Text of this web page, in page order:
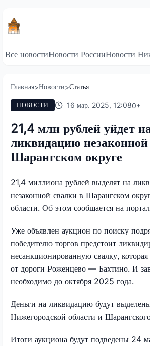
Все новостиНовости РоссииНовости
Главная>Новости>Статья
НОВОСТИ 16 мар. 2025, 12:080+
21,4 млн рублей уйдет
ликвидацию
Шарангском округе
21,4 миллиона рублей выделят на
незаконной свалки в Шарангском
области. Об этом сообщается на
Уже объявлен аукцион по поиску
победителю торгов предстоит
несанкционированную свалку, которая
от дороги Роженцево — Бахтино. И
необходимо до октября 2025 года.
Деньги на ликвидацию будут
Нижегородской области и
Итоги аукциона будут подведены 24